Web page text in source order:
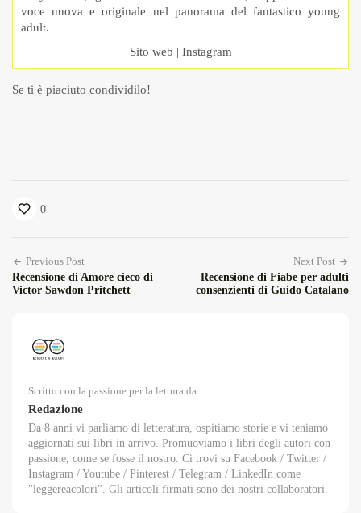
voce nuova e originale nel panorama del fantastico young
adult.
Sito web | Instagram
Se ti è piaciuto condividilo!
0
Previous Post
Recensione di Amore cieco di
Victor Sawdon Pritchett
Next Post
Recensione di Fiabe per adulti
consenzienti di Guido Catalano
Scritto con la passione per la lettura da
Redazione
Da 8 anni vi parliamo di letteratura, ospitiamo storie e vi teniamo
aggiornati sui libri in arrivo. Promuoviamo i libri degli autori con
passione, come se fosse il nostro. Ci trovi su Facebook / Twitter /
Instagram / Youtube / Pinterest / Telegram / LinkedIn come
"leggereacolori". Gli articoli firmati sono dei nostri collaboratori.